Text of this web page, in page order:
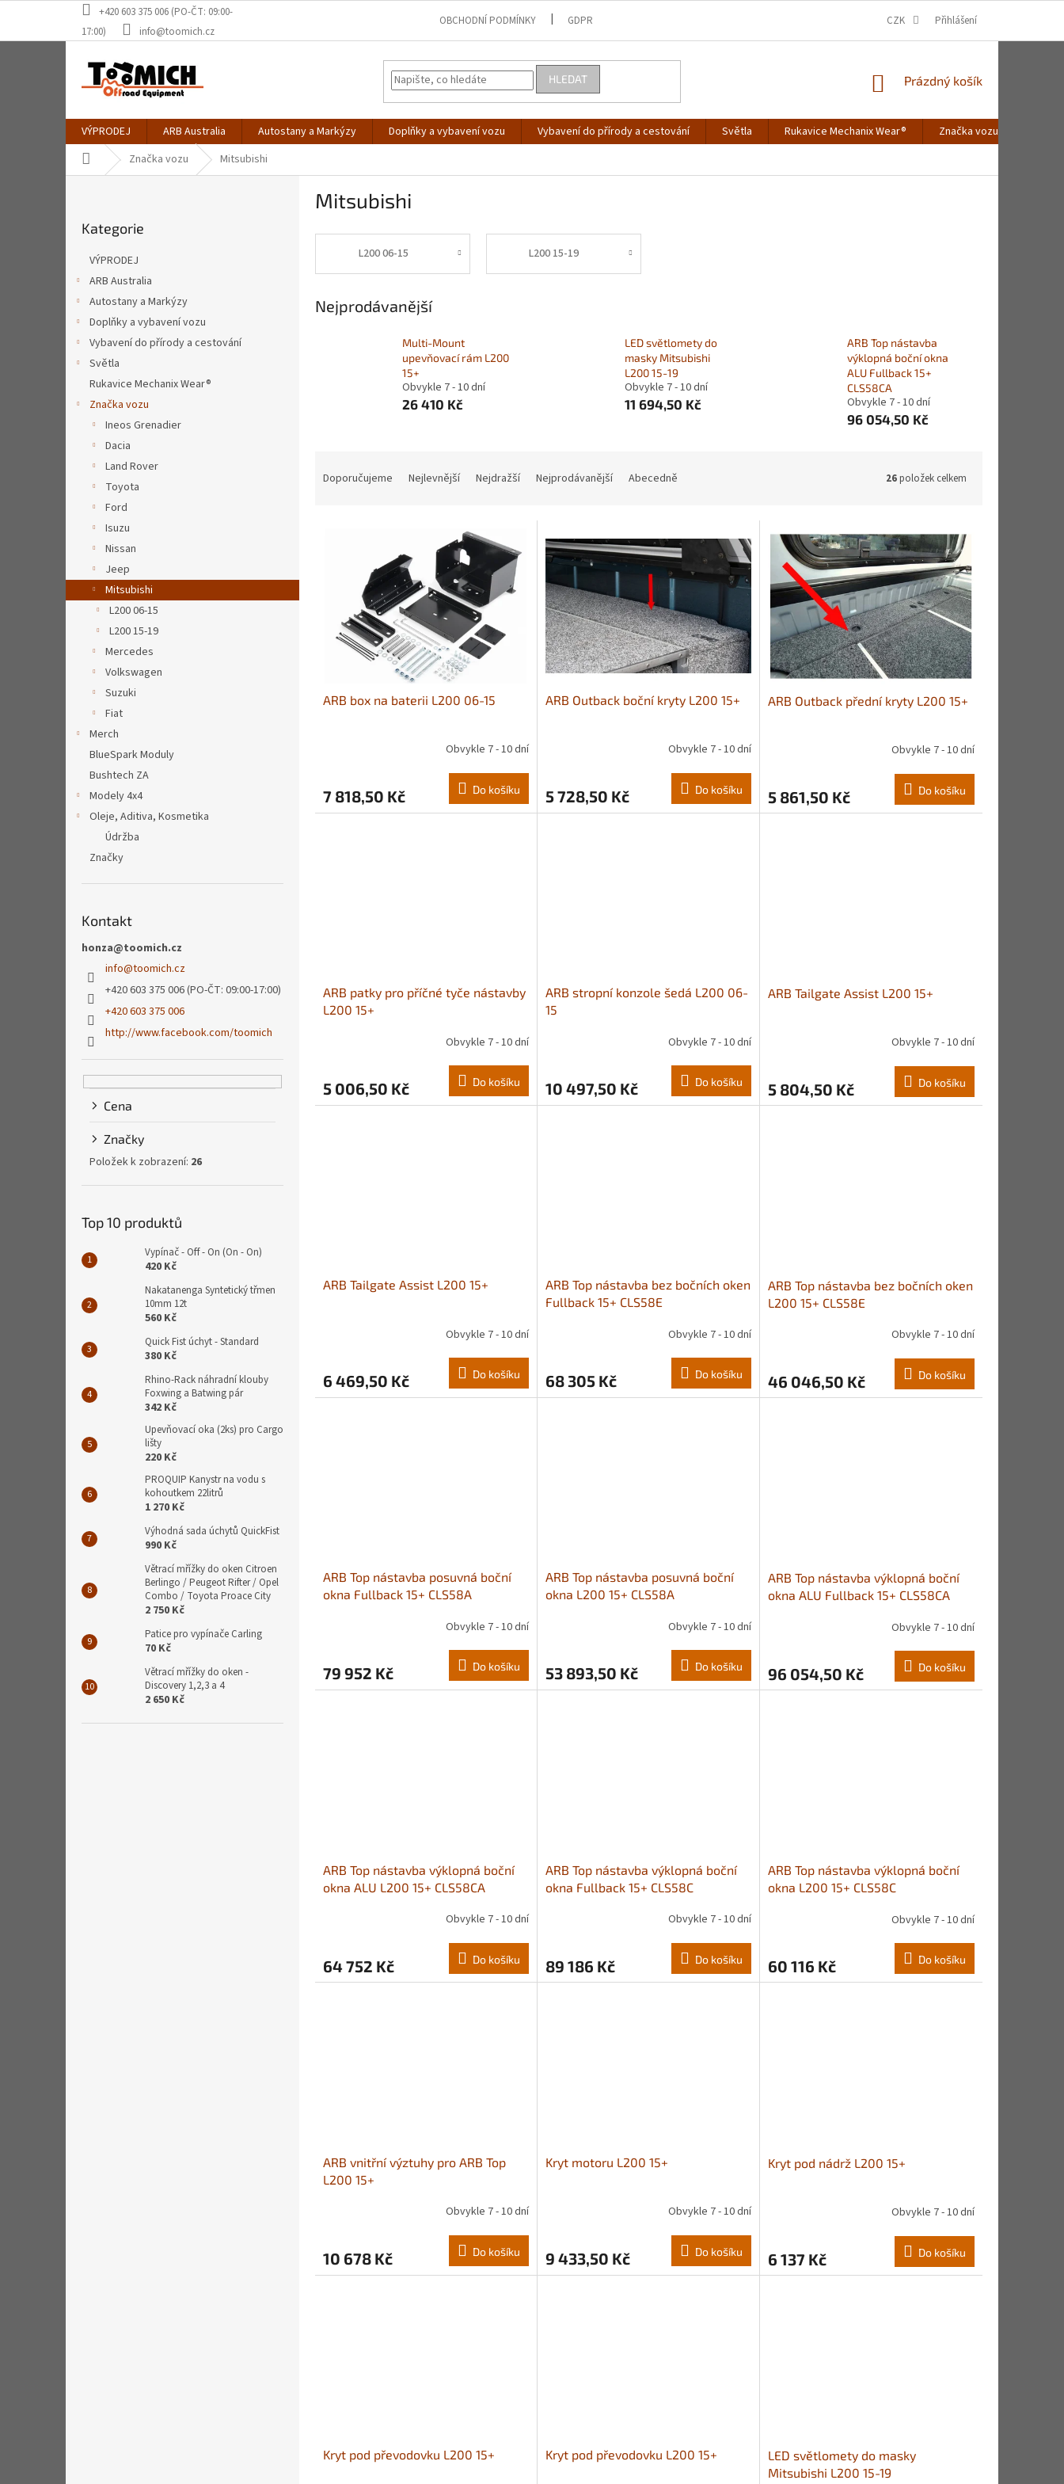
obsah
+420 603 375 006 (PO-ČT: 09:00-
17:00)
info@toomich.cz
OBCHODNÍ PODMÍNKY GDPR CZK Přihlášení
HLEDAT
NÁKUPNÍ
Prázdný košík
VÝPRODEJ ARB Australia Autostany a Markýzy Doplňky a vybavení vozu Vybavení do přírody a cestování Světla Rukavice Mechanix Wear® Značka vozu
Domů Značka vozu Mitsubishi
kategorie
Kategorie
VÝPRODEJ
ARB Australia
Autostany a Markýzy
Doplňky a vybavení vozu
Vybavení do přírody a cestování
Světla
Rukavice Mechanix Wear®
Značka vozu
Ineos Grenadier
Dacia
Land Rover
Toyota
Ford
Isuzu
Nissan
Jeep
Mitsubishi
L200 06-15
L200 15-19
Mercedes
Volkswagen
Suzuki
Fiat
Merch
BlueSpark Moduly
Bushtech ZA
Modely 4x4
Oleje, Aditiva, Kosmetika
Údržba
Značky
Kontakt
honza@toomich.cz
info@toomich.cz
+420 603 375 006 (PO-ČT: 09:00-17:00)
+420 603 375 006
http://www.facebook.com/toomich
Cena
Značky
Položek k zobrazení: 26
Top 10 produktů
Vypínač - Off - On (On - On)
420 Kč
Nakatanenga Syntetický třmen
10mm 12t
560 Kč
Quick Fist úchyt - Standard
380 Kč
Rhino-Rack náhradní klouby
Foxwing a Batwing pár
342 Kč
Upevňovací oka (2ks) pro Cargo
lišty
220 Kč
PROQUIP Kanystr na vodu s
kohoutkem 22litrů
1 270 Kč
Výhodná sada úchytů QuickFist
990 Kč
Větrací mřížky do oken Citroen
Berlingo / Peugeot Rifter / Opel
Combo / Toyota Proace City
2 750 Kč
Patice pro vypínače Carling
70 Kč
Větrací mřížky do oken -
Discovery 1,2,3 a 4
2 650 Kč
Mitsubishi
L200 06-15 L200 15-19
Nejprodávanější
Multi-Mount
upevňovací rám L200
15+
Obvykle 7 - 10 dní
26 410 Kč
LED světlomety do
masky Mitsubishi
L200 15-19
Obvykle 7 - 10 dní
11 694,50 Kč
ARB Top nástavba
výklopná boční okna
ALU Fullback 15+
CLS58CA
Obvykle 7 - 10 dní
96 054,50 Kč
Doporučujeme Nejlevnější Nejdražší Nejprodávanější Abecedně 26položek celkem
ARB box na baterii L200 06-15
Obvykle 7 - 10 dní
7 818,50 Kč Do košíku
ARB Outback boční kryty L200 15+
Obvykle 7 - 10 dní
5 728,50 Kč Do košíku
ARB Outback přední kryty L200 15+
Obvykle 7 - 10 dní
5 861,50 Kč Do košíku
ARB patky pro příčné tyče nástavby
L200 15+
Obvykle 7 - 10 dní
5 006,50 Kč Do košíku
ARB stropní konzole šedá L200 06-
15
Obvykle 7 - 10 dní
10 497,50 Kč Do košíku
ARB Tailgate Assist L200 15+
Obvykle 7 - 10 dní
5 804,50 Kč Do košíku
ARB Tailgate Assist L200 15+
Obvykle 7 - 10 dní
6 469,50 Kč Do košíku
ARB Top nástavba bez bočních oken
Fullback 15+ CLS58E
Obvykle 7 - 10 dní
68 305 Kč Do košíku
ARB Top nástavba bez bočních oken
L200 15+ CLS58E
Obvykle 7 - 10 dní
46 046,50 Kč Do košíku
ARB Top nástavba posuvná boční
okna Fullback 15+ CLS58A
Obvykle 7 - 10 dní
79 952 Kč Do košíku
ARB Top nástavba posuvná boční
okna L200 15+ CLS58A
Obvykle 7 - 10 dní
53 893,50 Kč Do košíku
ARB Top nástavba výklopná boční
okna ALU Fullback 15+ CLS58CA
Obvykle 7 - 10 dní
96 054,50 Kč Do košíku
ARB Top nástavba výklopná boční
okna ALU L200 15+ CLS58CA
Obvykle 7 - 10 dní
64 752 Kč Do košíku
ARB Top nástavba výklopná boční
okna Fullback 15+ CLS58C
Obvykle 7 - 10 dní
89 186 Kč Do košíku
ARB Top nástavba výklopná boční
okna L200 15+ CLS58C
Obvykle 7 - 10 dní
60 116 Kč Do košíku
ARB vnitřní výztuhy pro ARB Top
L200 15+
Obvykle 7 - 10 dní
10 678 Kč Do košíku
Kryt motoru L200 15+
Obvykle 7 - 10 dní
9 433,50 Kč Do košíku
Kryt pod nádrž L200 15+
Obvykle 7 - 10 dní
6 137 Kč Do košíku
Kryt pod převodovku L200 15+ Kryt pod převodovku L200 15+
LED světlomety do masky
Mitsubishi L200 15-19